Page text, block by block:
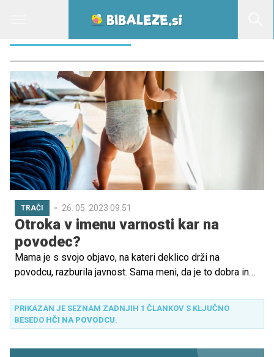
HČI NA POVODCU
TRAČI 26. 05. 2023 09.51
Otroka v imenu varnosti kar na
povodec?
Mama je s svojo objavo, na kateri deklico drži na
povodcu, razburila javnost. Sama meni, da je to dobra in
varna, mnogi pa se nad njenim početjem zgražajo.
PRIKAZAN JE SEZNAM ZADNJIH 1 ČLANKOV S KLJUČNO
BESEDO HČI NA POVODCU.